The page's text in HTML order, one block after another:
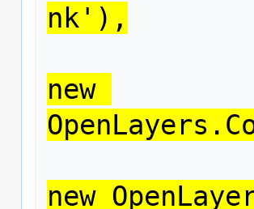
nk'),
new
new